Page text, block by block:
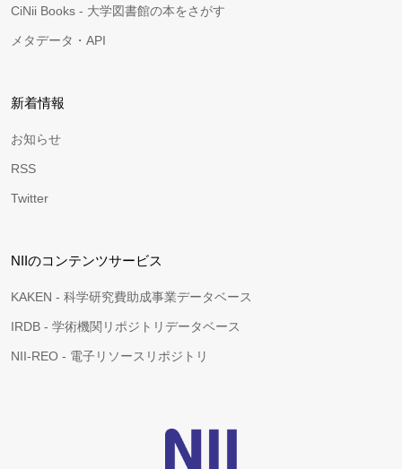
CiNii Books - 大学図書館の本をさがす
メタデータ・API
新着情報
お知らせ
RSS
Twitter
NIIのコンテンツサービス
KAKEN - 科学研究費助成事業データベース
IRDB - 学術機関リポジトリデータベース
NII-REO - 電子リソースリポジトリ